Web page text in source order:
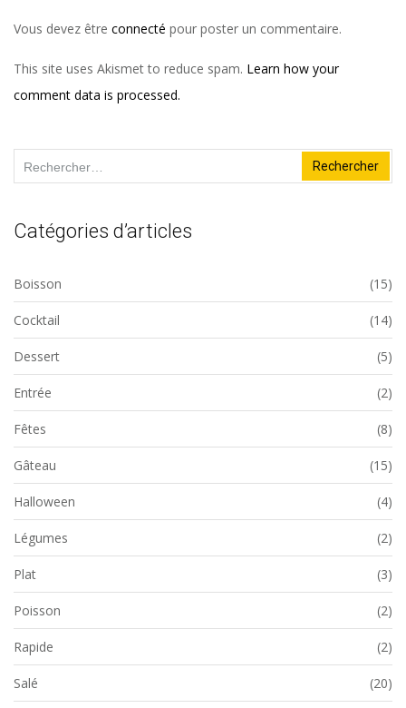
Vous devez être connecté pour poster un commentaire.
This site uses Akismet to reduce spam. Learn how your
comment data is processed.
Rechercher :
Catégories d’articles
Boisson (15)
Cocktail (14)
Dessert (5)
Entrée (2)
Fêtes (8)
Gâteau (15)
Halloween (4)
Légumes (2)
Plat (3)
Poisson (2)
Rapide (2)
Salé (20)